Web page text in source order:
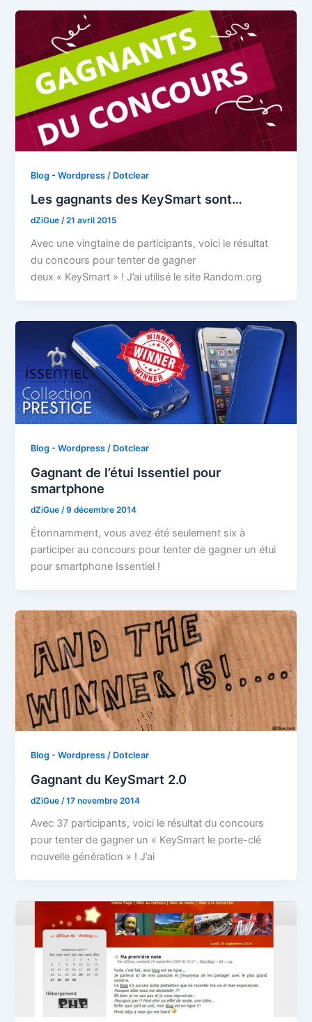
Blog - Wordpress / Dotclear
Les gagnants des KeySmart sont…
dZiGue/21 avril 2015
Avec une vingtaine de participants, voici le résultat
du concours pour tenter de gagner
deux « KeySmart » ! J’ai utilisé le site Random.org
Blog - Wordpress / Dotclear
Gagnant de l’étui Issentiel pour
smartphone
dZiGue/9 décembre 2014
Étonnamment, vous avez été seulement six à
participer au concours pour tenter de gagner un étui
pour smartphone Issentiel !
Blog - Wordpress / Dotclear
Gagnant du KeySmart 2.0
dZiGue /17 novembre 2014
Avec 37 participants, voici le résultat du concours
pour tenter de gagner un « KeySmart le porte-clé
nouvelle génération » ! J’ai